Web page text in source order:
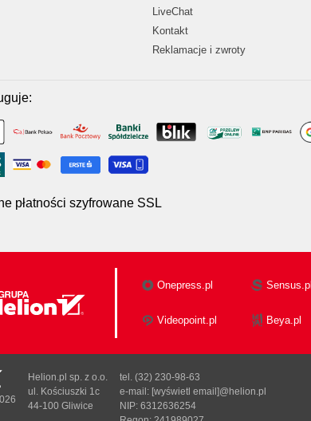
LiveChat
Kontakt
Reklamacje i zwroty
płatności szyfrowane SSL
Onepress.pl Sensus.pl
Videopoint.pl Beya.pl
Helion.pl sp. z o.o.
ul. Kościuszki 1c
44-100 Gliwice
tel. (32) 230-98-63
e-mail: [wyświetl email]@helion.pl
NIP: 6312636254